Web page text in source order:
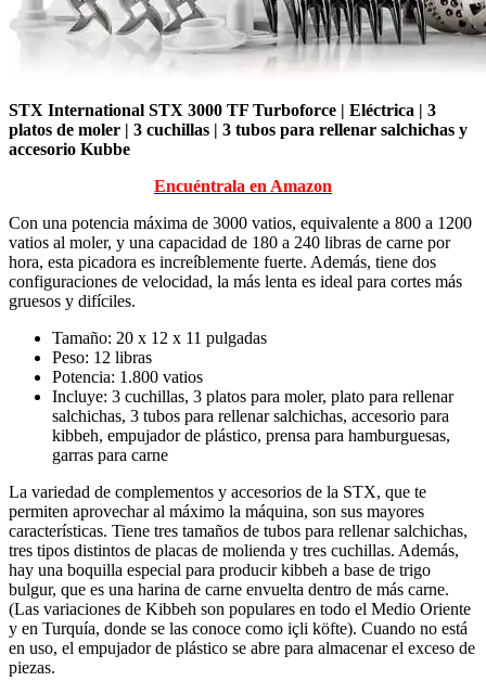
STX International STX 3000 TF Turboforce | Eléctrica | 3
platos de moler | 3 cuchillas | 3 tubos para rellenar salchichas y
accesorio Kubbe
Encuéntrala en Amazon
Con una potencia máxima de 3000 vatios, equivalente a 800 a 1200
vatios al moler, y una capacidad de 180 a 240 libras de carne por
hora, esta picadora es increíblemente fuerte. Además, tiene dos
configuraciones de velocidad, la más lenta es ideal para cortes más
gruesos y difíciles.
Tamaño: 20 x 12 x 11 pulgadas
Peso: 12 libras
Potencia: 1.800 vatios
Incluye: 3 cuchillas, 3 platos para moler, plato para rellenar
salchichas, 3 tubos para rellenar salchichas, accesorio para
kibbeh, empujador de plástico, prensa para hamburguesas,
garras para carne
La variedad de complementos y accesorios de la STX, que te
permiten aprovechar al máximo la máquina, son sus mayores
características. Tiene tres tamaños de tubos para rellenar salchichas,
tres tipos distintos de placas de molienda y tres cuchillas. Además,
hay una boquilla especial para producir kibbeh a base de trigo
bulgur, que es una harina de carne envuelta dentro de más carne.
(Las variaciones de Kibbeh son populares en todo el Medio Oriente
y en Turquía, donde se las conoce como içli köfte). Cuando no está
en uso, el empujador de plástico se abre para almacenar el exceso de
piezas.